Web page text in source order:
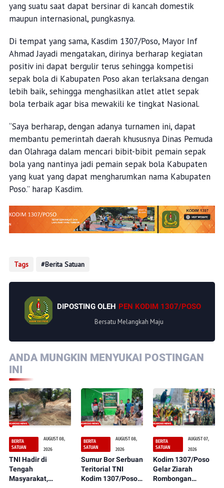
yang suatu saat dapat bersinar di kancah domestik
maupun internasional, pungkasnya.
Di tempat yang sama, Kasdim 1307/Poso, Mayor Inf
Ahmad Jayadi mengatakan, dirinya berharap kegiatan
positiv ini dapat bergulir terus sehingga kompetisi
sepak bola di Kabupaten Poso akan terlaksana dengan
lebih baik, sehingga menghasilkan atlet atlet sepak
bola terbaik agar bisa mewakili ke tingkat Nasional.
“Saya berharap, dengan adanya turnamen ini, dapat
membantu pemerintah daerah khususnya Dinas Pemuda
dan Olahraga dalam mencari bibit-bibit pemain sepak
bola yang nantinya jadi pemain sepak bola Kabupaten
yang kuat yang dapat mengharumkan nama Kabupaten
Poso.” harap Kasdim.
Tags Berita Satuan
DIPOSTING OLEH PEN KODIM 1307/POSO
Bersatu Melangkah Maju
ANDA MUNGKIN MENYUKAI POSTINGAN
INI
BERITA
SATUAN
AUGUST 08,
2026
TNI Hadir di
Tengah
Masyarakat,
BERITA
SATUAN
AUGUST 08,
2026
Sumur Bor Serbuan
Teritorial TNI
Kodim 1307/Poso
BERITA
SATUAN
AUGUST 07,
2026
Kodim 1307/Poso
Gelar Ziarah
Rombongan